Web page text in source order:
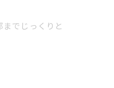
でじっくりと